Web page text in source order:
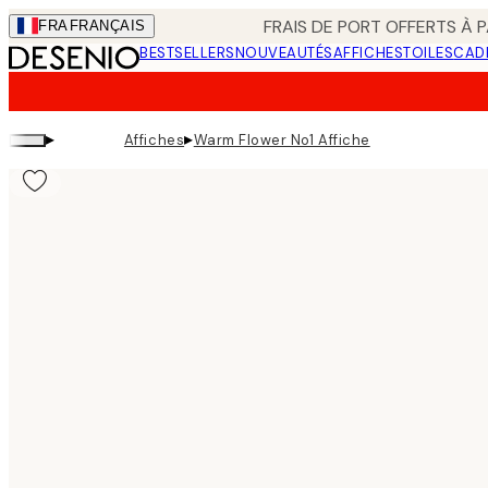
Skip
to
main
FRA FRANÇAIS FRAIS DE PORT OFFERTS À
BESTSELLERSNOUVEAUTÉSAFFICHESTOILES
▸ Affiches▸Warm Flower No1 Affiche